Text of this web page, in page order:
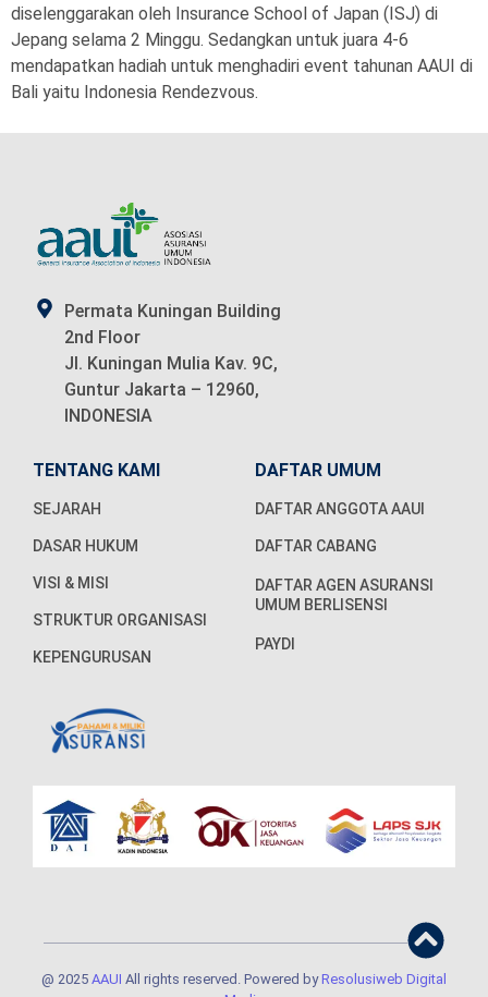
diselenggarakan oleh Insurance School of Japan (ISJ) di
Jepang selama 2 Minggu. Sedangkan untuk juara 4-6
mendapatkan hadiah untuk menghadiri event tahunan AAUI di
Bali yaitu Indonesia Rendezvous.
Permata Kuningan Building
2nd Floor
Jl. Kuningan Mulia Kav. 9C,
Guntur Jakarta – 12960,
INDONESIA
TENTANG KAMI
SEJARAH
DASAR HUKUM
VISI & MISI
STRUKTUR ORGANISASI
KEPENGURUSAN
DAFTAR UMUM
DAFTAR ANGGOTA AAUI
DAFTAR CABANG
DAFTAR AGEN ASURANSI
UMUM BERLISENSI
PAYDI
@ 2025 AAUI All rights reserved. Powered byResolusiweb Digital